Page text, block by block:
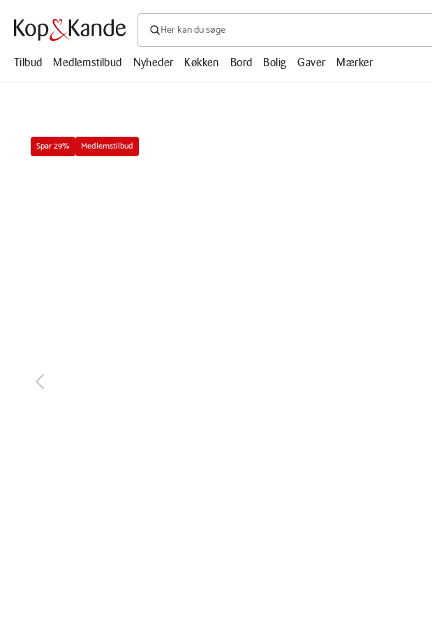
Søg efter produkter, artikler, opskrifter, mm.
Søg
efter
artikler,
Tilbud
Medlemstilbud Nyheder Køkken Bord Bolig Gaver Mærker
Spar 29% Medlemstilbud
næste